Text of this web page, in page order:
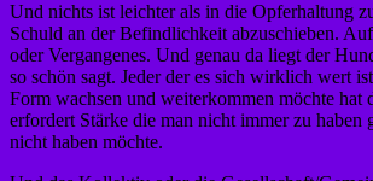
Und nichts ist leichter als in die Opferhaltung
Schuld an der Befindlichkeit abzuschieben.
oder Vergangenes. Und genau da liegt der
so schön sagt. Jeder der es sich wirklich wert
Form wachsen und weiterkommen möchte hat
erfordert Stärke die man nicht immer zu haben
nicht haben möchte.